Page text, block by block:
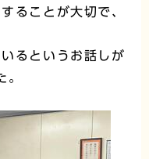
ることが大切で、
るというお話しが
。